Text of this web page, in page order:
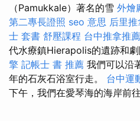
（Pamukkale）著名的雪 外燴
第二專長證照 seo 意思 后里推
士 套書 舒壓課程 台中推拿推薦
代水療鎮Hierapolis的遺跡和劇
擎 記帳士 書 推薦 我們可以沿
年的石灰石浴室行走。 台中運
下午，我們在愛琴海的海岸前